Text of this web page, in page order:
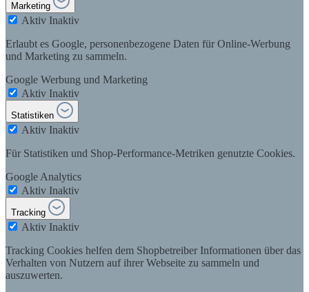
Marketing
Aktiv Inaktiv
Erlaubt es Google, personenbezogene Daten für Online-Werbung
und Marketing zu sammeln.
Google Werbung und Marketing
Aktiv Inaktiv
Statistiken
Aktiv Inaktiv
Für Statistiken und Shop-Performance-Metriken genutzte Cookies.
Google Analytics
Aktiv Inaktiv
Tracking
Aktiv Inaktiv
Tracking Cookies helfen dem Shopbetreiber Informationen über das
Verhalten von Nutzern auf ihrer Webseite zu sammeln und
auszuwerten.